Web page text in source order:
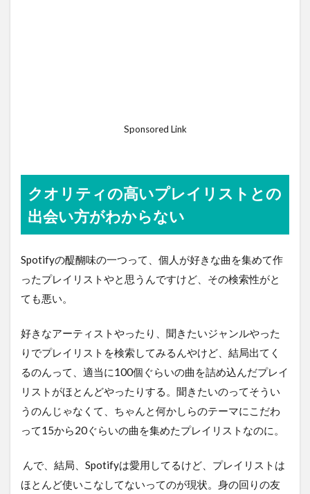
Sponsored Link
クオリティの高いプレイリストとの
出会い方がわからない
Spotifyの醍醐味の一つって、個人が好きな曲を集めて作
ったプレイリストやと思うんですけど、その検索性がと
ても悪い。
好きなアーティストやったり、聞きたいジャンルやった
りでプレイリストを検索してみるんやけど、結局出てく
るのんって、適当に100個ぐらいの曲を詰め込んだプレイ
リストがほとんどやったりする。聞きたいのってそうい
うのんじゃなくて、ちゃんと何かしらのテーマにこだわ
って15から20ぐらいの曲を集めたプレイリストなのに。
んで、結局、Spotifyは愛用してるけど、プレイリストは
ほとんど使いこなしてないってのが現状。身の回りの友